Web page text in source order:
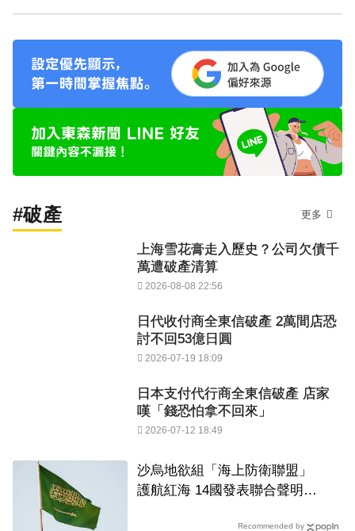
#破產 更多
上海雪花膏走入歷史？公司欠債千
萬遭破產清算
2026-08-08 22:56
日代收付商全東信破產 2萬間店恐
討不回53億日圓
2026-07-19 18:09
日本支付代行商全東信破產 店家
嘆「錢恐怕拿不回來」
2026-07-12 18:49
沙烏地欲組「海上防衛聯盟」
護航紅海 14國發表聯合聲明響
Recommended by